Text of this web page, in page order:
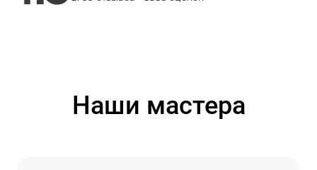
Наши мастера